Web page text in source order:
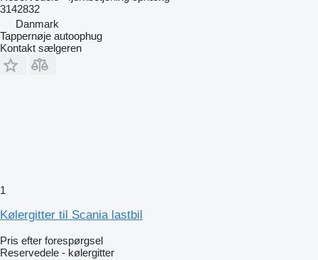
3142832
Danmark
Tappernøje autoophug
Kontakt sælgeren
1
Kølergitter til Scania lastbil
Pris efter forespørgsel
Reservedele - kølergitter